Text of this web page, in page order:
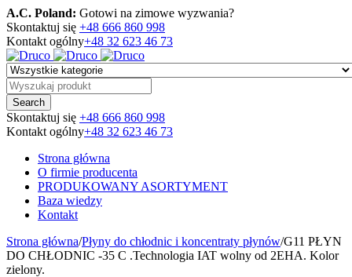
A.C. Poland: Gotowi na zimowe wyzwania?
Skontaktuj się +48 666 860 998
Kontakt ogólny+48 32 623 46 73
Skontaktuj się +48 666 860 998
Kontakt ogólny+48 32 623 46 73
Strona główna
O firmie producenta
PRODUKOWANY ASORTYMENT
Baza wiedzy
Kontakt
Strona główna/Płyny do chłodnic i koncentraty płynów/G11 PŁYN
DO CHŁODNIC -35 C .Technologia IAT wolny od 2EHA. Kolor
zielony.